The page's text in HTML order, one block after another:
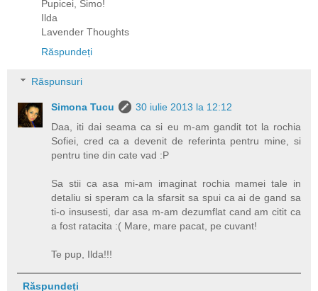
Pupicei, Simo!
Ilda
Lavender Thoughts
Răspundeți
Răspunsuri
Simona Tucu
30 iulie 2013 la 12:12
Daa, iti dai seama ca si eu m-am gandit tot la rochia
Sofiei, cred ca a devenit de referinta pentru mine, si
pentru tine din cate vad :P
Sa stii ca asa mi-am imaginat rochia mamei tale in
detaliu si speram ca la sfarsit sa spui ca ai de gand sa
ti-o insusesti, dar asa m-am dezumflat cand am citit ca
a fost ratacita :( Mare, mare pacat, pe cuvant!
Te pup, Ilda!!!
Răspundeți